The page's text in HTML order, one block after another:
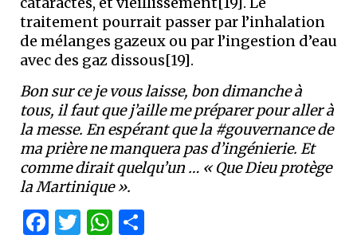
traitement pourrait passer par l’inhalation
de mélanges gazeux ou par l’ingestion d’eau
avec des gaz dissous[19].
Bon sur ce je vous laisse, bon dimanche à
tous, il faut que j’aille me préparer pour aller à
la messe. En espérant que la #gouvernance de
ma prière ne manquera pas d’ingénierie. Et
comme dirait quelqu’un … « Que Dieu protège
la Martinique ».
Facebook
Twitter
WhatsApp